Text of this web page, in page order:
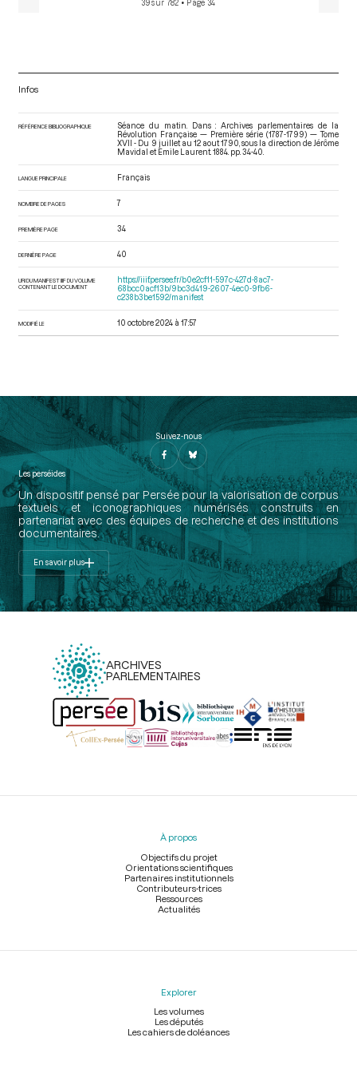
39 sur 782 • Page 34
Infos
RÉFÉRENCE BIBLIOGRAPHIQUE
Séance du matin. Dans : Archives parlementaires de la
Révolution Française — Première série (1787-1799) — Tome
XVII - Du 9 juillet au 12 aout 1790 , sous la direction de Jérôme
Mavidal et Emile Laurent. 1884. pp. 34-40.
LANGUE PRINCIPALE Français
NOMBRE DE PAGES 7
PREMIÈRE PAGE 34
DERNIÈRE PAGE 40
URI DU MANIFEST IIIF DU VOLUME
CONTENANT LE DOCUMENT
https://iiif.persee.fr/b0e2cf11-597c-427d-8ac7-
68bcc0acf13b/9bc3d419-2607-4ec0-9fb6-
c238b3be1592/manifest
MODIFIÉ LE 10 octobre 2024 à 17:57
Suivez-nous
Les perséides
Un dispositif pensé par Persée pour la valorisation de corpus
textuels et iconographiques numérisés construits en
partenariat avec des équipes de recherche et des institutions
documentaires.
En savoir plus
ARCHIVES
PARLEMENTAIRES
Menu
À propos
Objectifs du projet
Orientations scientifiques
Partenaires institutionnels
Contributeurs-trices
Ressources
Actualités
Explorer
Les volumes
Les députés
Les cahiers de doléances